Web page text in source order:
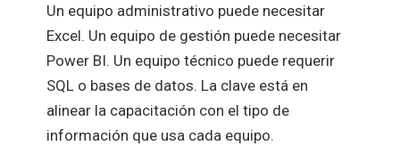
Un equipo administrativo puede necesitar
Excel. Un equipo de gestión puede necesitar
Power BI. Un equipo técnico puede requerir
SQL o bases de datos. La clave está en
alinear la capacitación con el tipo de
información que usa cada equipo.